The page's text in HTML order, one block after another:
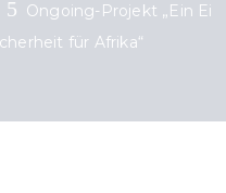
Ongoing-Projekt „Ein Ei
für Afrika“